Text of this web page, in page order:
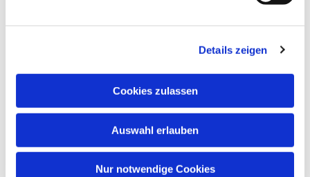
Details zeigen
Cookies zulassen
Auswahl erlauben
Nur notwendige Cookies
interessieren